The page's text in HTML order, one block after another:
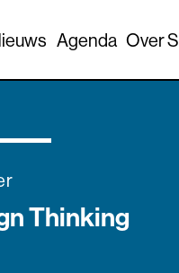
Agenda Over
Thinking